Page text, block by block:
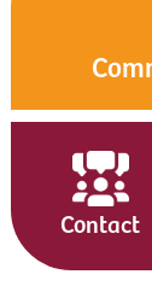
Contact